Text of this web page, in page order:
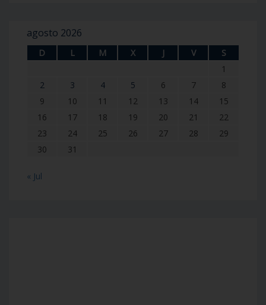
agosto 2026
D L M X J V
S
1
2
3 4 5 6 7
8
9
10 11 12 13 14
15
16
17 18 19 20 21
22
23
24 25 26 27 28
29
30
31
« Jul